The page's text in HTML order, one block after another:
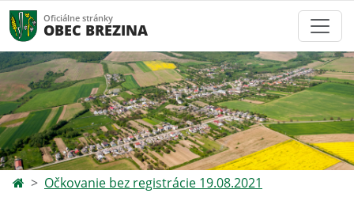
Oficiálne stránky
OBEC BREZINA
Očkovanie bez registrácie 19.08.2021